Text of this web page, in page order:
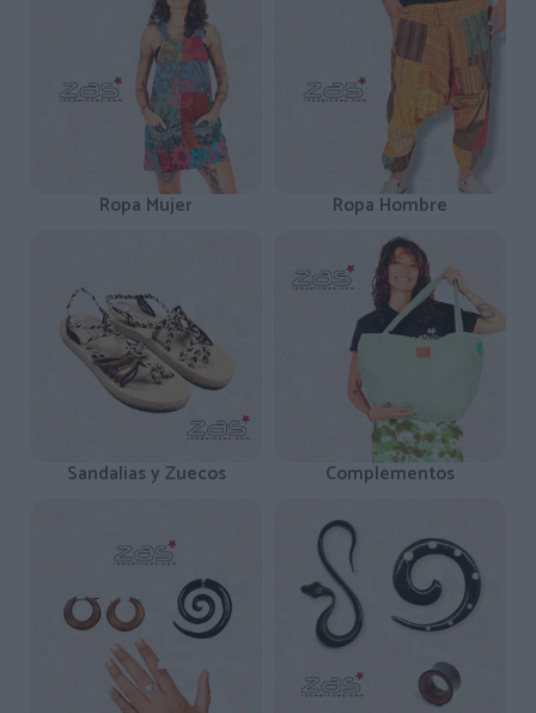
Ropa Mujer Ropa Hombre
Sandalias y Zuecos Complementos